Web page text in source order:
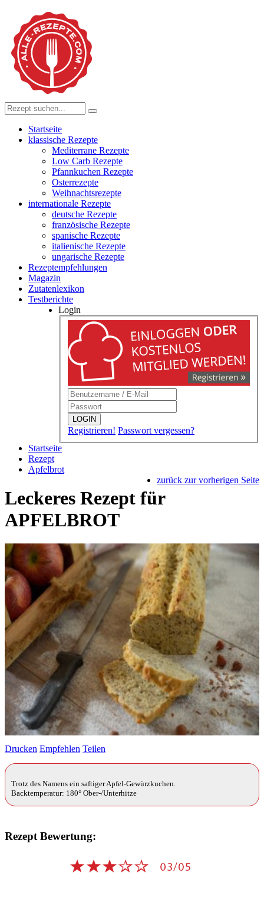
Startseite
klassische Rezepte
Mediterrane Rezepte
Low Carb Rezepte
Pfannkuchen Rezepte
Osterrezepte
Weihnachtsrezepte
internationale Rezepte
deutsche Rezepte
französische Rezepte
spanische Rezepte
italienische Rezepte
ungarische Rezepte
Rezeptempfehlungen
Magazin
Zutatenlexikon
Testberichte
Login
LOGIN
Registrieren! Passwort vergessen?
Startseite
Rezept
Apfelbrot
zurück zur vorherigen Seite
Leckeres Rezept für
APFELBROT
Drucken Empfehlen Teilen
Trotz des Namens ein saftiger Apfel-Gewürzkuchen.
Backtemperatur: 180° Ober-/Unterhitze
Rezept Bewertung: